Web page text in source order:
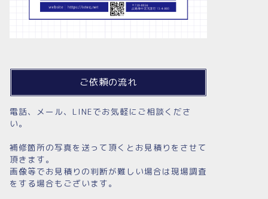
ご依頼の流れ
電話、メール、LINEでお気軽にご相談くださ
い。
補修箇所の写真を送って頂くとお見積りをさせて
頂きます。
画像等でお見積りの判断が難しい場合は現場調査
をする場合もございます。